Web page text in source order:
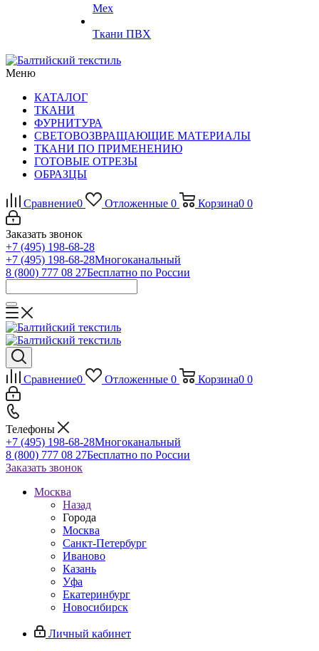
Мех
Ткани ПВХ
Меню
КАТАЛОГ
ТКАНИ
ФУРНИТУРА
СВЕТОВОЗВРАЩАЮЩИЕ МАТЕРИАЛЫ
ТКАНИ ПО ПРИМЕНЕНИЮ
ГОТОВЫЕ ОТРЕЗЫ
ОБРАЗЦЫ
Сравнение0 Отложенные 0 Корзина0 0
Заказать звонок
+7 (495) 198-68-28
+7 (495) 198-68-28Многоканальный
8 (800) 777 08 27Бесплатно по России
Сравнение0 Отложенные 0 Корзина0 0
Телефоны
+7 (495) 198-68-28Многоканальный
8 (800) 777 08 27Бесплатно по России
Заказать звонок
Москва
Назад
Города
Москва
Санкт-Петербург
Иваново
Казань
Уфа
Екатеринбург
Новосибирск
Личный кабинет